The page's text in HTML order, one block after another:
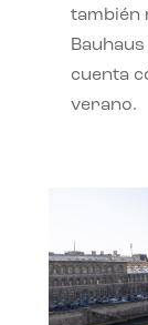
también
cuenta
verano.